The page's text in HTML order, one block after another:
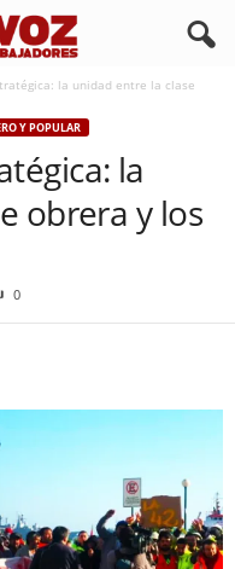
la unidad entre la clase
Y POPULAR
la
obrera y los
0